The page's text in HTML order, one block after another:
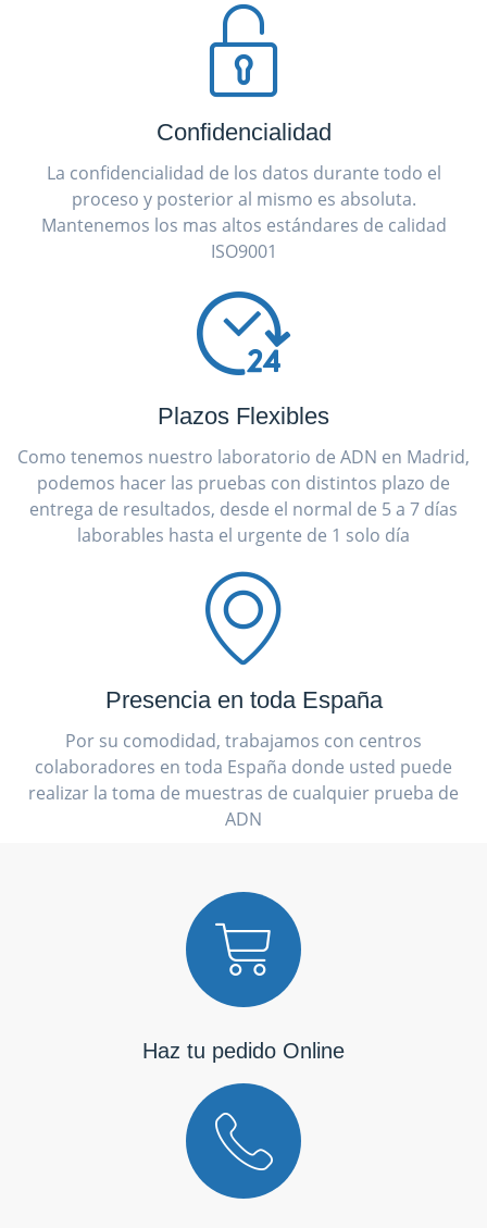
Confidencialidad
La confidencialidad de los datos durante todo el
proceso y posterior al mismo es absoluta.
Mantenemos los mas altos estándares de calidad
ISO9001
Plazos Flexibles
Como tenemos nuestro laboratorio de ADN en Madrid,
podemos hacer las pruebas con distintos plazo de
entrega de resultados, desde el normal de 5 a 7 días
laborables hasta el urgente de 1 solo día
Presencia en toda España
Por su comodidad, trabajamos con centros
colaboradores en toda España donde usted puede
realizar la toma de muestras de cualquier prueba de
ADN
Haz tu pedido Online